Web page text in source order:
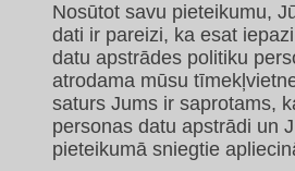
Nosūtot savu pieteikumu,
dati ir pareizi, ka esat
datu apstrādes politiku
atrodama mūsu
saturs Jums ir saprotams,
personas datu apstrādi un
pieteikumā sniegtie